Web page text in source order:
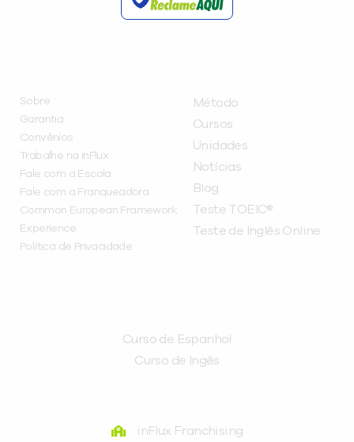
Sobre
Garantia
Convênios
Trabalhe na inFlux
Fale com a Escola
Fale com a Franqueadora
Common European Framework
Experience
Política de Privacidade
Método
Cursos
Unidades
Notícias
Blog
Teste TOEIC®
Teste de Inglês Online
Curso de Espanhol
Curso de Ingês
inFlux Franchising